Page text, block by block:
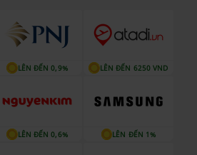
LÊN ĐẾN 0,9% LÊN ĐẾN 6250 VND
LÊN ĐẾN 0,6% LÊN ĐẾN 1%